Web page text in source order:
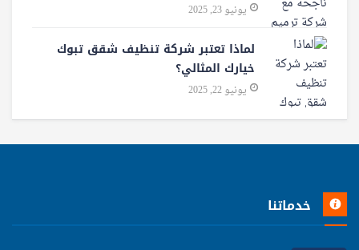
يونيو 23, 2025
لماذا تعتبر شركة تنظيف شقق تبوك
خيارك المثالي؟
يونيو 22, 2025
خدماتنا